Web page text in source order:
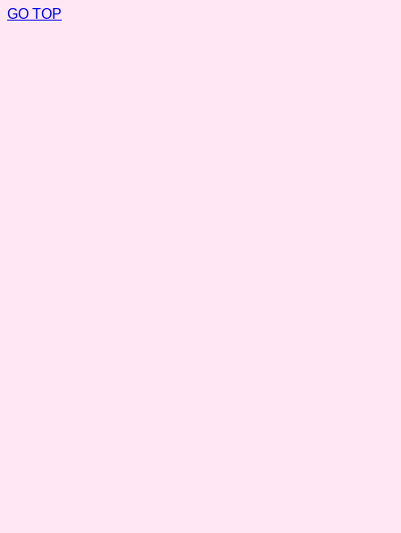
GO TOP